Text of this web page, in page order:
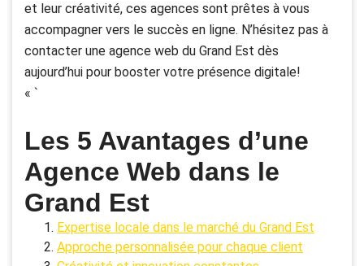
et leur créativité, ces agences sont prêtes à vous
accompagner vers le succès en ligne. N’hésitez pas à
contacter une agence web du Grand Est dès
aujourd’hui pour booster votre présence digitale!
« `
Les 5 Avantages d’une
Agence Web dans le
Grand Est
Expertise locale dans le marché du Grand Est
Approche personnalisée pour chaque client